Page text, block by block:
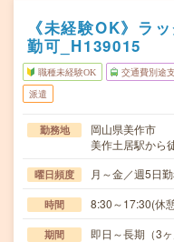
《未経験OK》ラ
勤可_H139015
職種未経験OK 交通費別途
派遣
勤務地
岡山県美作市
美作土居駅から
曜日頻度 月～金／週5日
時間 8:30～17:30(休
期間 即日～長期（3